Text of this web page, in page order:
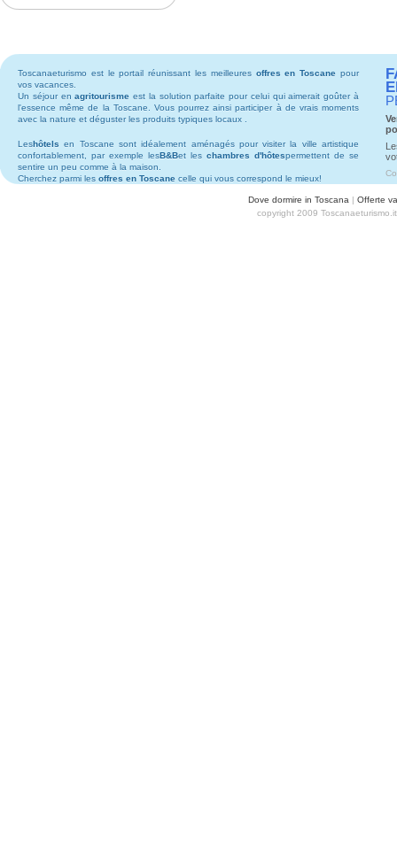
Toscanaeturismo est le portail réunissant les meilleures offres en Toscane pour
vos vacances.
Un séjour enagritourisme est la solution parfaite pour celui qui aimerait goûter à
l'essence même de la Toscane. Vous pourrez ainsi participer à de vrais moments
avec la nature et déguster les produits typiques locaux .
Leshôtels en Toscane sont idéalement aménagés pour visiter la ville artistique
confortablement, par exemple lesB&Bet les chambres d'hôtespermettent de se
sentire un peu comme à la maison.
Cherchez parmi les offres en Toscane celle qui vous correspond le mieux!
Dove dormire in Toscana | Offerte
copyright 2009